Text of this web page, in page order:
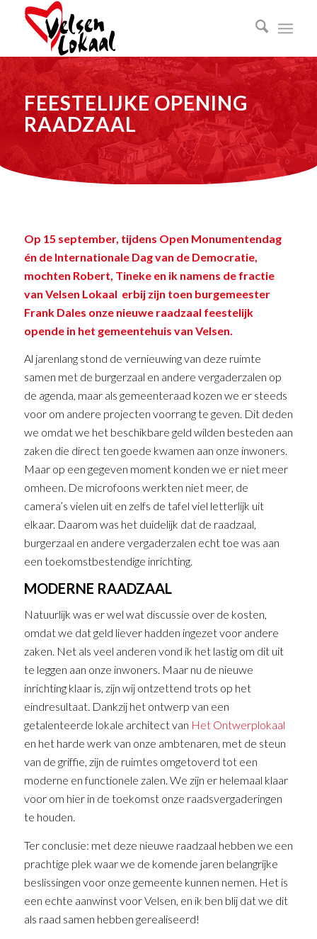
FEESTELIJKE OPENING
RAADZAAL
Op 15 september, tijdens Open Monumentendag
én de Internationale Dag van de Democratie,
mochten Robert, Tineke en ik namens de fractie
van Velsen Lokaal erbij zijn toen burgemeester
Frank Dales onze nieuwe raadzaal feestelijk
opende in het gemeentehuis van Velsen.
Al jarenlang stond de vernieuwing van deze ruimte
samen met de burgerzaal en andere vergaderzalen op
de agenda, maar als gemeenteraad kozen we er steeds
voor om andere projecten voorrang te geven. Dit deden
we omdat we het beschikbare geld wilden besteden aan
zaken die direct ten goede kwamen aan onze inwoners.
Maar op een gegeven moment konden we er niet meer
omheen. De microfoons werkten niet meer, de
camera’s vielen uit en zelfs de tafel viel letterlijk uit
elkaar. Daarom was het duidelijk dat de raadzaal,
burgerzaal en andere vergaderzalen echt toe was aan
een toekomstbestendige inrichting.
MODERNE RAADZAAL
Natuurlijk was er wel wat discussie over de kosten,
omdat we dat geld liever hadden ingezet voor andere
zaken. Net als veel anderen vond ik het lastig om dit uit
te leggen aan onze inwoners. Maar nu de nieuwe
inrichting klaar is, zijn wij ontzettend trots op het
eindresultaat. Dankzij het ontwerp van een
getalenteerde lokale architect van Het Ontwerplokaal
en het harde werk van onze ambtenaren, met de steun
van de griffie, zijn de ruimtes omgetoverd tot een
moderne en functionele zalen. We zijn er helemaal klaar
voor om hier in de toekomst onze raadsvergaderingen
te houden.
Ter conclusie: met deze nieuwe raadzaal hebben we een
prachtige plek waar we de komende jaren belangrijke
beslissingen voor onze gemeente kunnen nemen. Het is
een echte aanwinst voor Velsen, en ik ben blij dat we dit
als raad samen hebben gerealiseerd!